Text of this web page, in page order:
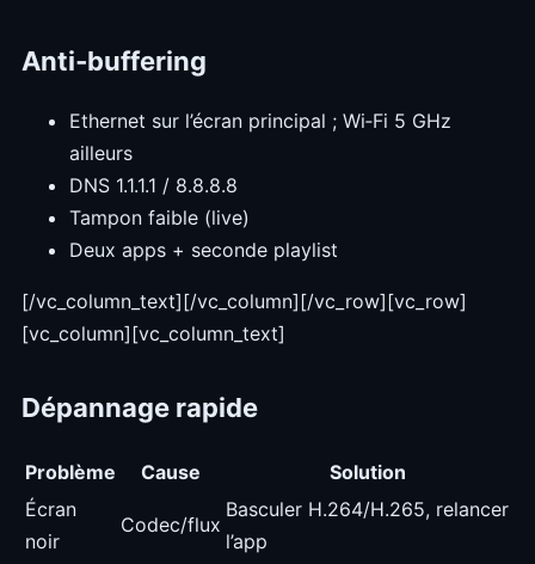
Anti‑buffering
Ethernet sur l’écran principal ; Wi‑Fi 5 GHz
ailleurs
DNS 1.1.1.1 / 8.8.8.8
Tampon faible (live)
Deux apps + seconde playlist
[/vc_column_text][/vc_column][/vc_row][vc_row]
[vc_column][vc_column_text]
Dépannage rapide
Problème Cause
Solution
Écran
noir
Codec/flux
Basculer H.264/H.265, relancer
l’app